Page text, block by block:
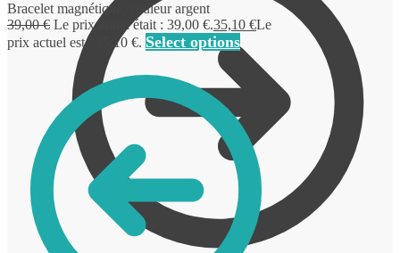
Bracelet magnétique, couleur argent
39,00€ Le prix initial était : 39,00 €.35,10 €Le
prix actuel est : 35,10 €. Select options